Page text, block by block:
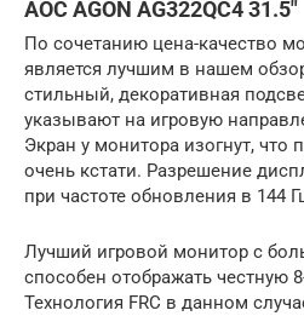
AOC AGON AG322QC4 31.5″
По сочетанию цена-качество
является лучшим в нашем
стильный, декоративная
указывают на игровую
Экран у монитора изогнут, что
очень кстати. Разрешение
при частоте обновления в 144
Лучший игровой монитор с
способен отображать честную
Технология FRC в данном